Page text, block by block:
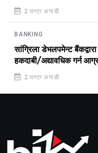
2 घण्टा अगाडी
BANKING
सांग्रिला डेभलपमेन्ट
हकदाबी/अद्यावधिक गर्न
2 घण्टा अगाडी